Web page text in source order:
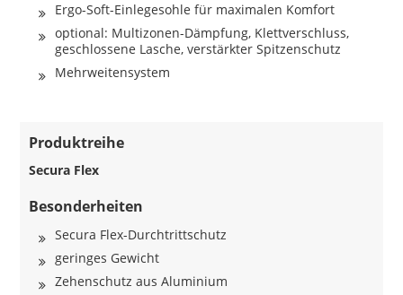
Ergo-Soft-Einlegesohle für maximalen Komfort
optional: Multizonen-Dämpfung, Klettverschluss,
geschlossene Lasche, verstärkter Spitzenschutz
Mehrweitensystem
Produktreihe
Secura Flex
Besonderheiten
Secura Flex-Durchtrittschutz
geringes Gewicht
Zehenschutz aus Aluminium